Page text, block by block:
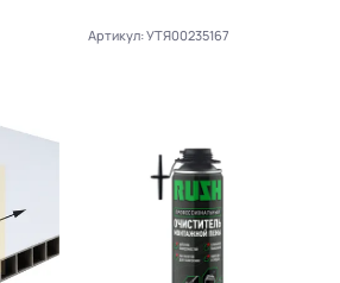
Артикул: УТЯ00235167